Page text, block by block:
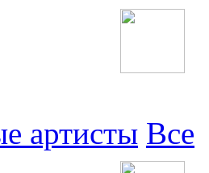
артисты Все